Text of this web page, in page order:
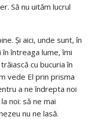
Să nu uităm lucrul
Şi aici, unde sunt, în
în întreaga lume, îmi
cu bucuria în
vede El prin prisma
a ne îndrepta noi
noi: să ne mai
nu ne lasă.